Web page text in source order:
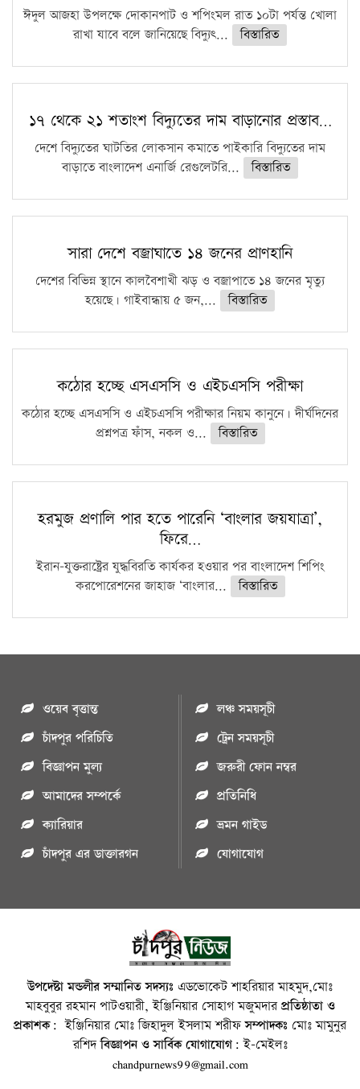
ঈদুল আজহা উপলক্ষে দোকানপাট ও শপিংমল রাত ১০টা পর্যন্ত খোলা
রাখা যাবে বলে জানিয়েছে বিদ্যুৎ...
বিস্তারিত
১৭ থেকে ২১ শতাংশ বিদ্যুতের দাম বাড়ানোর প্রস্তাব…
দেশে বিদ্যুতের ঘাটতির লোকসান কমাতে পাইকারি বিদ্যুতের দাম
বাড়াতে বাংলাদেশ এনার্জি রেগুলেটরি...
বিস্তারিত
সারা দেশে বজ্রাঘাতে ১৪ জনের প্রাণহানি
দেশের বিভিন্ন স্থানে কালবৈশাখী ঝড় ও বজ্রাপাতে ১৪ জনের মৃত্যু
হয়েছে। গাইবান্ধায় ৫ জন,...
বিস্তারিত
কঠোর হচ্ছে এসএসসি ও এইচএসসি পরীক্ষা
কঠোর হচ্ছে এসএসসি ও এইচএসসি পরীক্ষার নিয়ম কানুনে। দীর্ঘদিনের
প্রশ্নপত্র ফাঁস, নকল ও...
বিস্তারিত
হরমুজ প্রণালি পার হতে পারেনি ‘বাংলার জয়যাত্রা’,
ফিরে…
ইরান-যুক্তরাষ্ট্রের যুদ্ধবিরতি কার্যকর হওয়ার পর বাংলাদেশ শিপিং
করপোরেশনের জাহাজ ‘বাংলার...
বিস্তারিত
ওয়েব বৃত্তান্ত
চাঁদপুর পরিচিতি
বিজ্ঞাপন মুল্য
আমাদের সম্পর্কে
ক্যারিয়ার
চাঁদপুর এর ডাক্তারগন
লঞ্চ সময়সূচী
ট্রেন সময়সূচী
জরুরী ফোন নম্বর
প্রতিনিধি
ভ্রমন গাইড
যোগাযোগ
উপদেষ্টা মন্ডলীর সম্মানিত সদস্যঃ এডভোকেট শাহরিয়ার মাহমুদ,মোঃ
মাহবুবুর রহমান পাটওয়ারী, ইঞ্জিনিয়ার সোহাগ মজুমদারপ্রতিষ্ঠাতা ও
প্রকাশক: ইঞ্জিনিয়ার মোঃ জিহাদুল ইসলাম শরীফসম্পাদকঃ মোঃ মামুনুর
রশিদবিজ্ঞাপন ও সার্বিক যোগাযোগ: ই-মেইলঃ
chandpurnews99@gmail.com